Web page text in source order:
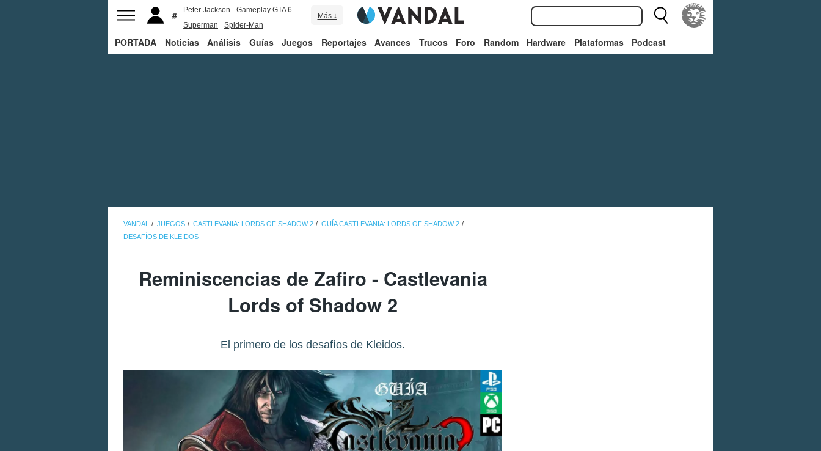
Peter Jackson
Gameplay GTA 6
Superman
Spider-Man
Más ↓
PORTADA Noticias Análisis Guías Juegos Reportajes Avances Trucos Foro Random Hardware Plataformas Podcast
VANDAL JUEGOS CASTLEVANIA: LORDS OF SHADOW 2
GUÍA CASTLEVANIA: LORDS OF SHADOW 2
DESAFÍOS DE KLEIDOS
Reminiscencias de Zafiro - Castlevania
Lords of Shadow 2
El primero de los desafíos de Kleidos.